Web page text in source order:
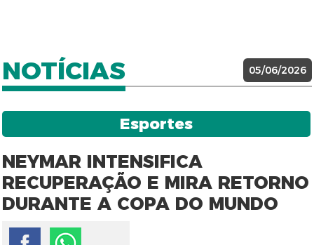
NOTÍCIAS 05/06/2026
Esportes
NEYMAR INTENSIFICA
RECUPERAÇÃO E MIRA RETORNO
DURANTE A COPA DO MUNDO